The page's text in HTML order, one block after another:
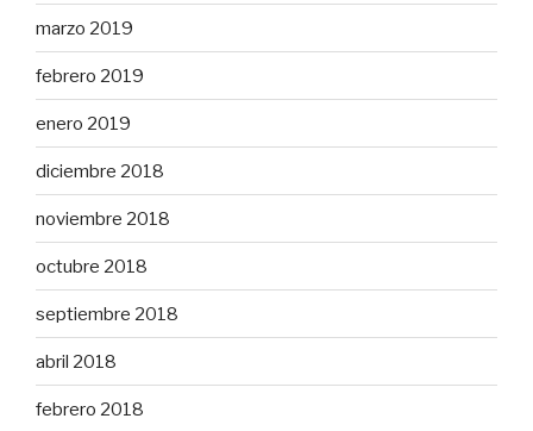
marzo 2019
febrero 2019
enero 2019
diciembre 2018
noviembre 2018
octubre 2018
septiembre 2018
abril 2018
febrero 2018